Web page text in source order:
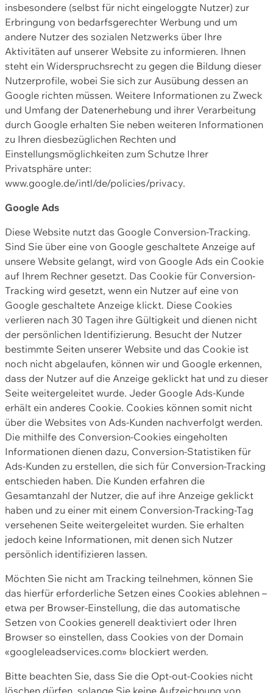
insbesondere (selbst für nicht eingeloggte Nutzer) zur
Erbringung von bedarfsgerechter Werbung und um
andere Nutzer des sozialen Netzwerks über Ihre
Aktivitäten auf unserer Website zu informieren. Ihnen
steht ein Widerspruchsrecht zu gegen die Bildung dieser
Nutzerprofile, wobei Sie sich zur Ausübung dessen an
Google richten müssen. Weitere Informationen zu Zweck
und Umfang der Datenerhebung und ihrer Verarbeitung
durch Google erhalten Sie neben weiteren Informationen
zu Ihren diesbezüglichen Rechten und
Einstellungsmöglichkeiten zum Schutze Ihrer
Privatsphäre unter:
www.google.de/intl/de/policies/privacy.
Google Ads
Diese Website nutzt das Google Conversion-Tracking.
Sind Sie über eine von Google geschaltete Anzeige auf
unsere Website gelangt, wird von Google Ads ein Cookie
auf Ihrem Rechner gesetzt. Das Cookie für Conversion-
Tracking wird gesetzt, wenn ein Nutzer auf eine von
Google geschaltete Anzeige klickt. Diese Cookies
verlieren nach 30 Tagen ihre Gültigkeit und dienen nicht
der persönlichen Identifizierung. Besucht der Nutzer
bestimmte Seiten unserer Website und das Cookie ist
noch nicht abgelaufen, können wir und Google erkennen,
dass der Nutzer auf die Anzeige geklickt hat und zu dieser
Seite weitergeleitet wurde. Jeder Google Ads-Kunde
erhält ein anderes Cookie. Cookies können somit nicht
über die Websites von Ads-Kunden nachverfolgt werden.
Die mithilfe des Conversion-Cookies eingeholten
Informationen dienen dazu, Conversion-Statistiken für
Ads-Kunden zu erstellen, die sich für Conversion-Tracking
entschieden haben. Die Kunden erfahren die
Gesamtanzahl der Nutzer, die auf ihre Anzeige geklickt
haben und zu einer mit einem Conversion-Tracking-Tag
versehenen Seite weitergeleitet wurden. Sie erhalten
jedoch keine Informationen, mit denen sich Nutzer
persönlich identifizieren lassen.
Möchten Sie nicht am Tracking teilnehmen, können Sie
das hierfür erforderliche Setzen eines Cookies ablehnen –
etwa per Browser-Einstellung, die das automatische
Setzen von Cookies generell deaktiviert oder Ihren
Browser so einstellen, dass Cookies von der Domain
«googleleadservices.com» blockiert werden.
Bitte beachten Sie, dass Sie die Opt-out-Cookies nicht